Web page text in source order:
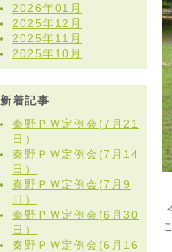
2026年01月
2025年12月
2025年11月
2025年10月
新着記事
秦野ＰＷ定例会(7月21
日）
秦野ＰＷ定例会(7月14
日）
秦野ＰＷ定例会(7月9
日）
秦野ＰＷ定例会(6月30
日）
秦野ＰＷ定例会(6月16